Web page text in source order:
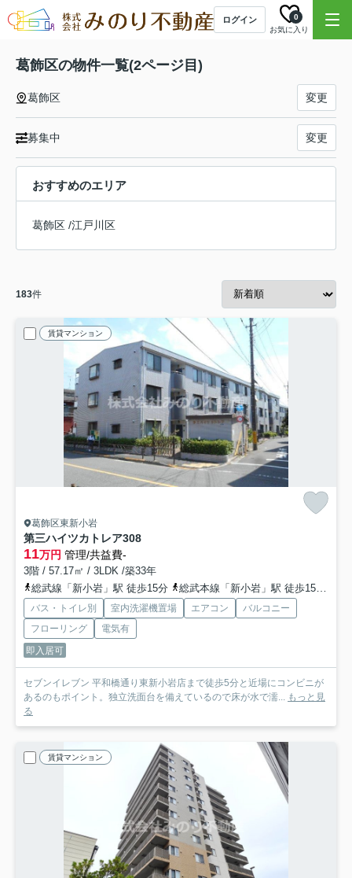
ログイン
お気に入り
0
葛飾区の物件一覧(2ページ目)
葛飾区 変更
募集中 変更
おすすめのエリア
葛飾区 /江戸川区
183件
賃貸マンション
葛飾区東新小岩
第三ハイツカトレア308
11万円 管理/共益費-
3階 / 57.17㎡ / 3LDK /築33年
総武線「新小岩」駅 徒歩15分
総武本線「新小岩」駅 徒歩15分
バス・トイレ別 室内洗濯機置場 エアコン
バルコニー
フローリング
電気有
即入居可
セブンイレブン 平和橋通り東新小岩店まで徒歩5分と近場にコンビニが
あるのもポイント。独立洗面台を備えているので床が水で濡... もっと見
る
賃貸マンション